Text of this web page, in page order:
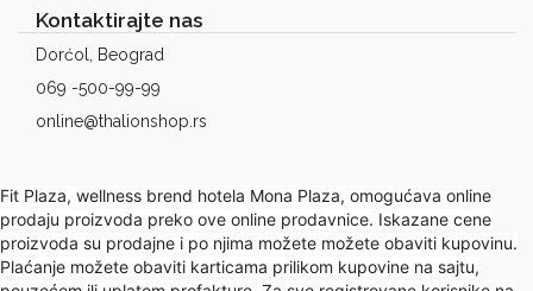
Kontaktirajte nas
Dorćol, Beograd
069 -500-99-99
online@thalionshop.rs
Fit Plaza, wellness brend hotela Mona Plaza, omogućava online
prodaju proizvoda preko ove online prodavnice. Iskazane cene
proizvoda su prodajne i po njima možete možete obaviti kupovinu.
Plaćanje možete obaviti karticama prilikom kupovine na sajtu,